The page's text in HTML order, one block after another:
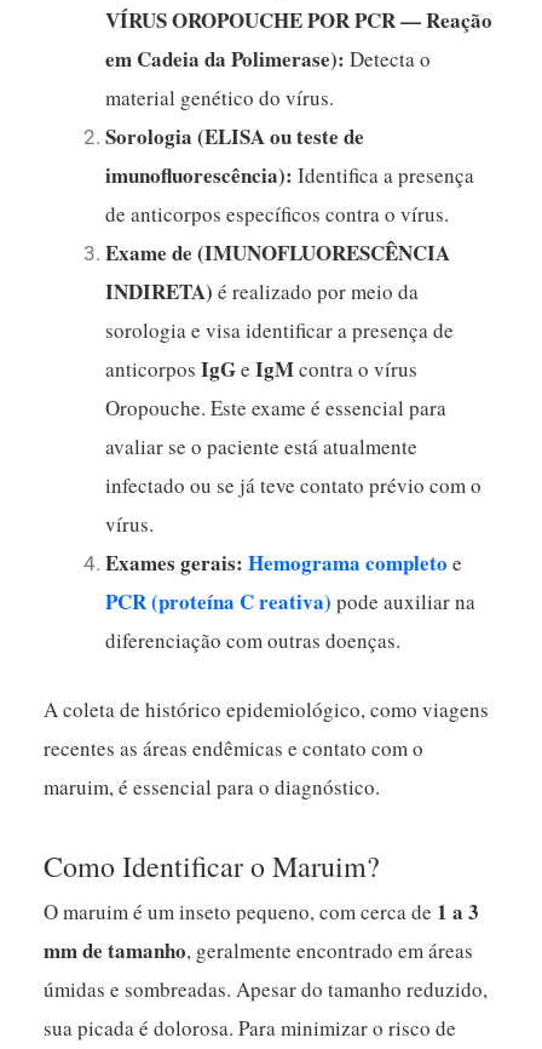
VÍRUS OROPOUCHE POR PCR —Reação
em Cadeia da Polimerase): Detecta o
material genético do vírus.
Sorologia (ELISA ou teste de
imunofluorescência): Identifica a presença
de anticorpos específicos contra o vírus.
Exame de (IMUNOFLUORESCÊNCIA
INDIRETA) é realizado por meio da
sorologia e visa identificar a presença de
anticorposIgGeIgMcontra o vírus
Oropouche. Este exame é essencial para
avaliar se o paciente está atualmente
infectado ou se já teve contato prévio com o
vírus.
Exames gerais: Hemograma completo e
PCR (proteína C reativa) pode auxiliar na
diferenciação com outras doenças.
A coleta de histórico epidemiológico, como viagens
recentes as áreas endêmicas e contato com o
maruim, é essencial para o diagnóstico.
Como Identificar o Maruim?
O maruim é um inseto pequeno, com cerca de 1 a 3
mm de tamanho, geralmente encontrado em áreas
úmidas e sombreadas. Apesar do tamanho reduzido,
sua picada é dolorosa. Para minimizar o risco de